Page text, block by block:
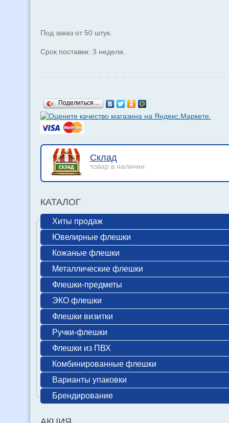
Под заказ от 50 штук.
Срок поставки: 3 недели.
Поделиться…
Склад
товар в наличии
КАТАЛОГ
Хиты продаж
Ювелирные флешки
Кожаные флешки
Металлические флешки
Флешки-предметы
ЭКО флешки
Флешки визитки
Ручки-флешки
Флешки из ПВХ
Комбинированные флешки
Варианты упаковки
Брендирование